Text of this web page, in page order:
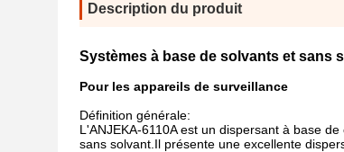
Description du produit
Systèmes à base de solvants et sans
Pour les appareils de surveillance
Définition générale:
L'ANJEKA-6110A est un dispersant à base
sans solvant.Il présente une excellente